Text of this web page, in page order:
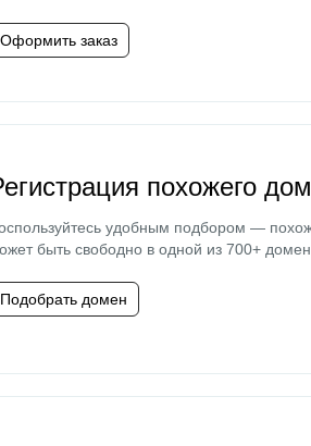
Оформить заказ
похожего
удобным подбором —
быть свободно в одной из 700+
Подобрать домен